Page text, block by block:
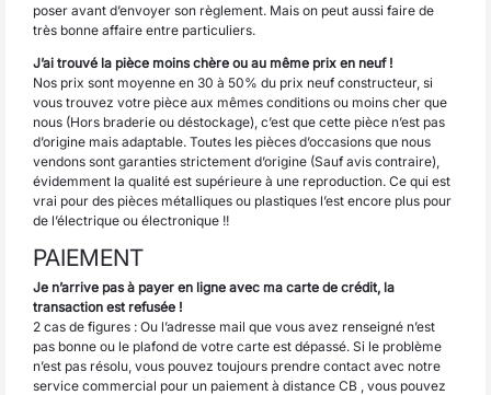
poser avant d’envoyer son règlement. Mais on peut aussi faire de
très bonne affaire entre particuliers.
J’ai trouvé la pièce moins chère ou au même prix en neuf !
Nos prix sont moyenne en 30 à 50% du prix neuf constructeur, si
vous trouvez votre pièce aux mêmes conditions ou moins cher que
nous (Hors braderie ou déstockage), c’est que cette pièce n’est pas
d’origine mais adaptable. Toutes les pièces d’occasions que nous
vendons sont garanties strictement d’origine (Sauf avis contraire),
évidemment la qualité est supérieure à une reproduction. Ce qui est
vrai pour des pièces métalliques ou plastiques l’est encore plus pour
de l’électrique ou électronique !!
PAIEMENT
Je n’arrive pas à payer en ligne avec ma carte de crédit, la
transaction est refusée !
2 cas de figures : Ou l’adresse mail que vous avez renseigné n’est
pas bonne ou le plafond de votre carte est dépassé. Si le problème
n’est pas résolu, vous pouvez toujours prendre contact avec notre
service commercial pour un paiement à distance CB , vous pouvez